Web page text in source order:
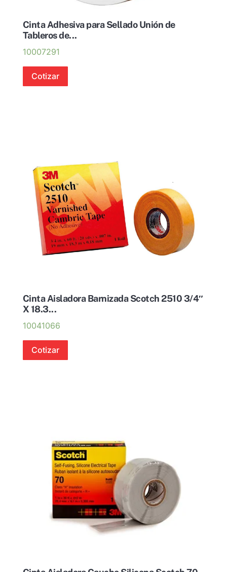
Cinta Adhesiva para Sellado Unión de
Tableros de...
10007291
Cotizar
Cinta Aisladora Barnizada Scotch 2510 3/4″
X 18.3...
10041066
Cotizar